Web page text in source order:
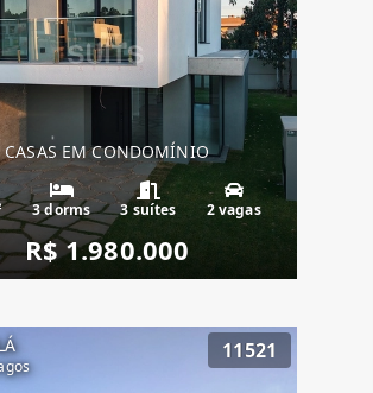
CASAS EM CONDOMÍNIO
3 dorms 3 suítes 2 vagas
R$ 1.980.000
11521